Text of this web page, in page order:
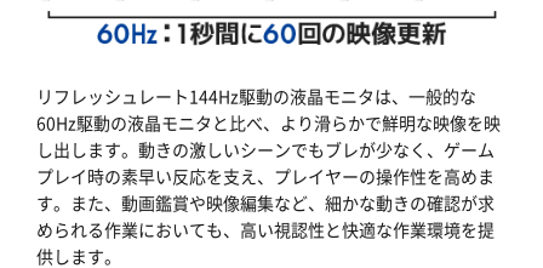
リフレッシュレート144Hz駆動の液晶モニタは、一般的な
60Hz駆動の液晶モニタと比べ、より滑らかで鮮明な映像を映
し出します。動きの激しいシーンでもブレが少なく、ゲーム
プレイ時の素早い反応を支え、プレイヤーの操作性を高めま
す。また、動画鑑賞や映像編集など、細かな動きの確認が求
められる作業においても、高い視認性と快適な作業環境を提
供します。